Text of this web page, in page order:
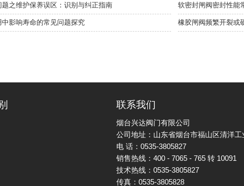
题之维护保养误区：识别与纠正指南 软密封闸阀密封性能
影响寿命的常见问题探究 橡胶闸阀频繁开裂或
联系我们
烟台兴达阀门有限公司
公司地址：山东省烟台市福山区清洋
电 话：0535-3805827
销售热线：400 - 7065 - 765 转 10091
技术热线：0535-3805827
传真：0535-3805828